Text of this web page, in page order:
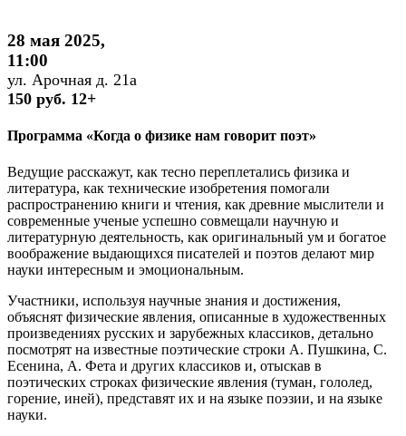
28 мая 2025,
11:00
ул. Арочная д. 21а
150 руб. 12+
Программа «Когда о физике нам говорит поэт»
Ведущие расскажут, как тесно переплетались физика и
литература, как технические изобретения помогали
распространению книги и чтения, как древние мыслители и
современные ученые успешно совмещали научную и
литературную деятельность, как оригинальный ум и богатое
воображение выдающихся писателей и поэтов делают мир
науки интересным и эмоциональным.
Участники, используя научные знания и достижения,
объяснят физические явления, описанные в художественных
произведениях русских и зарубежных классиков, детально
посмотрят на известные поэтические строки А. Пушкина, С.
Есенина, А. Фета и других классиков и, отыскав в
поэтических строках физические явления (туман, гололед,
горение, иней), представят их и на языке поэзии, и на языке
науки.